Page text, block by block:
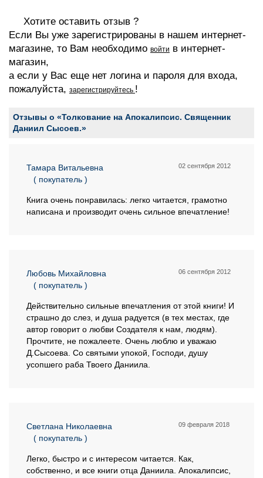
Хотите оставить отзыв ?
Если Вы уже зарегистрированы в нашем интернет-
магазине, то Вам необходимо войти в интернет-
магазин,
а если у Вас еще нет логина и пароля для входа,
пожалуйста, зарегистрируйтесь !
Отзывы о «Толкование на Апокалипсис. Священник
Даниил Сысоев.»
Тамара Витальевна
( покупатель )
02 сентября 2012
Книга очень понравилась: легко читается, грамотно
написана и производит очень сильное впечатление!
Любовь Михайловна
( покупатель )
06 сентября 2012
Действительно сильные впечатления от этой книги! И
страшно до слез, и душа радуется (в тех местах, где
автор говорит о любви Создателя к нам, людям).
Прочтите, не пожалеете. Очень люблю и уважаю
Д.Сысоева. Со святыми упокой, Господи, душу
усопшего раба Твоего Даниила.
Светлана Николаевна
( покупатель )
09 февраля 2018
Легко, быстро и с интересом читается. Как,
собственно, и все книги отца Даниила. Апокалипсис,